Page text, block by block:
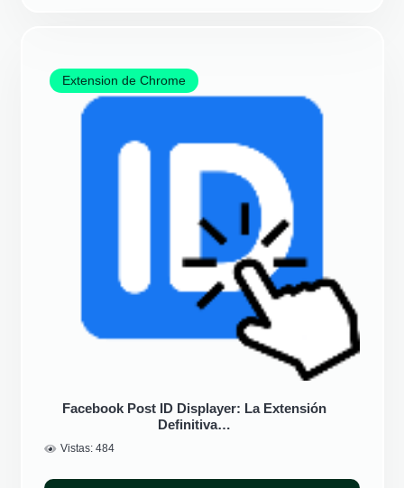
Extension de Chrome
Facebook Post ID Displayer: La Extensión
Definitiva…
Vistas:484